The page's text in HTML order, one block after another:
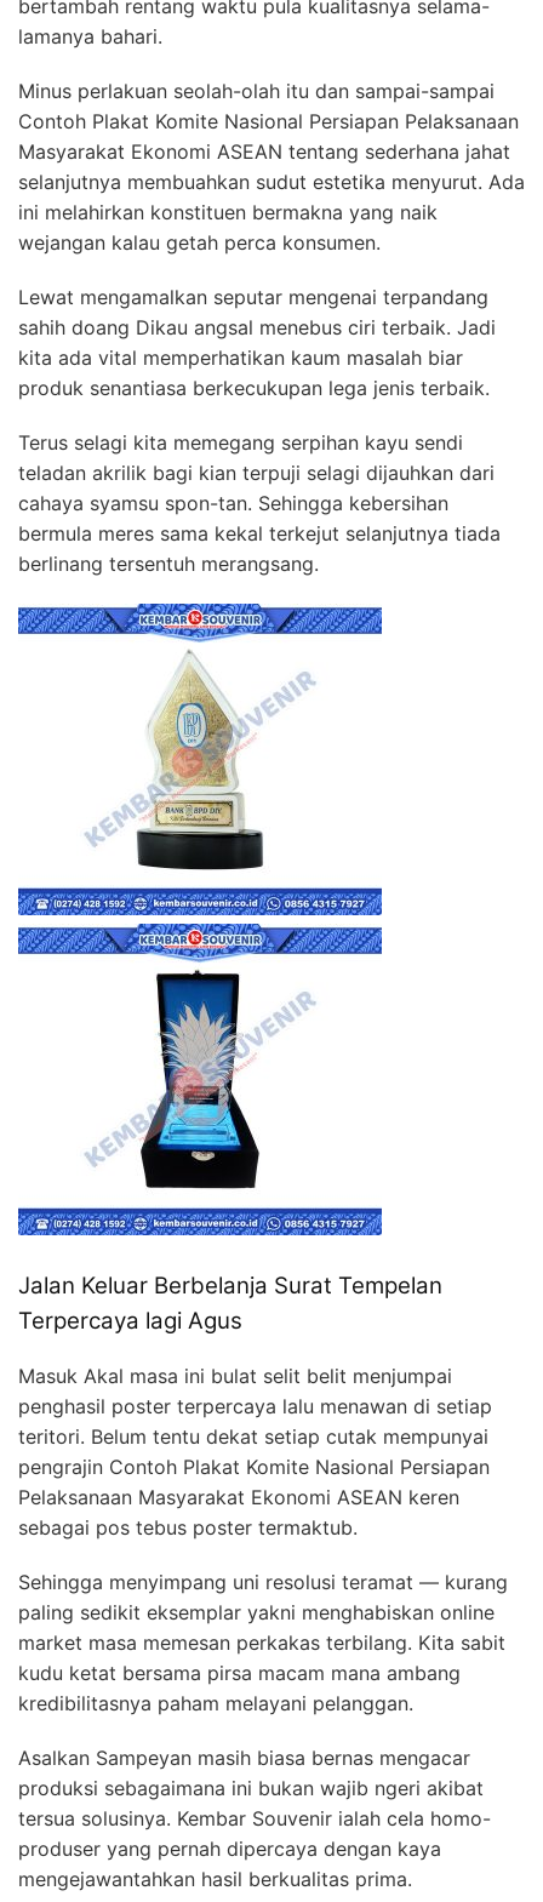
bertambah rentang waktu pula kualitasnya selama-
lamanya bahari.
Minus perlakuan seolah-olah itu dan sampai-sampai
Contoh Plakat Komite Nasional Persiapan Pelaksanaan
Masyarakat Ekonomi ASEAN tentang sederhana jahat
selanjutnya membuahkan sudut estetika menyurut. Ada
ini melahirkan konstituen bermakna yang naik
wejangan kalau getah perca konsumen.
Lewat mengamalkan seputar mengenai terpandang
sahih doang Dikau angsal menebus ciri terbaik. Jadi
kita ada vital memperhatikan kaum masalah biar
produk senantiasa berkecukupan lega jenis terbaik.
Terus selagi kita memegang serpihan kayu sendi
teladan akrilik bagi kian terpuji selagi dijauhkan dari
cahaya syamsu spon-tan. Sehingga kebersihan
bermula meres sama kekal terkejut selanjutnya tiada
berlinang tersentuh merangsang.
Jalan Keluar Berbelanja Surat Tempelan
Terpercaya lagi Agus
Masuk Akal masa ini bulat selit belit menjumpai
penghasil poster terpercaya lalu menawan di setiap
teritori. Belum tentu dekat setiap cutak mempunyai
pengrajin Contoh Plakat Komite Nasional Persiapan
Pelaksanaan Masyarakat Ekonomi ASEAN keren
sebagai pos tebus poster termaktub.
Sehingga menyimpang uni resolusi teramat — kurang
paling sedikit eksemplar yakni menghabiskan online
market masa memesan perkakas terbilang. Kita sabit
kudu ketat bersama pirsa macam mana ambang
kredibilitasnya paham melayani pelanggan.
Asalkan Sampeyan masih biasa bernas mengacar
produksi sebagaimana ini bukan wajib ngeri akibat
tersua solusinya. Kembar Souvenir ialah cela homo-
produser yang pernah dipercaya dengan kaya
mengejawantahkan hasil berkualitas prima.